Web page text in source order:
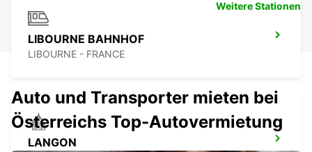
LIBOURNE BAHNHOF
LIBOURNE - FRANCE
LANGON
Weitere Stationen
Auto und Transporter mieten bei
Österreichs Top-Autovermietung